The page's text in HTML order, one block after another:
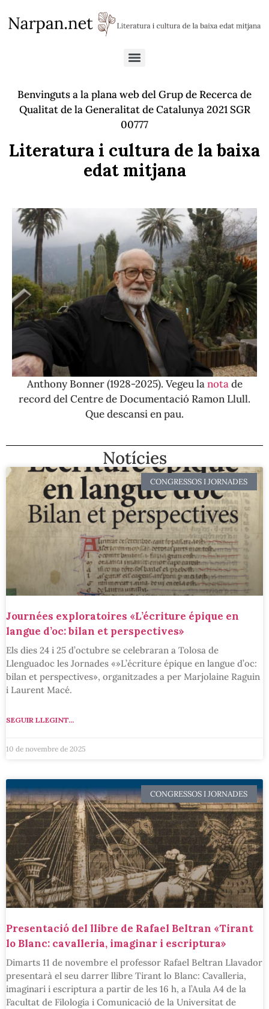
Benvinguts a la plana web del Grup de Recerca de
Qualitat de la Generalitat de Catalunya 2021 SGR
00777
Literatura i cultura de la baixa
edat mitjana
Anthony Bonner (1928-2025). Vegeu lanotade
record del Centre de Documentació Ramon Llull.
Que descansi en pau.
Notícies
CONGRESSOS I JORNADES
Journées exploratoires «L’écriture épique en
langue d’oc: bilan et perspectives»
Els dies 24 i 25 d’octubre se celebraran a Tolosa de
Llenguadoc les Jornades «»L’écriture épique en langue d’oc:
bilan et perspectives», organitzades a per Marjolaine Raguin
i Laurent Macé.
SEGUIR LLEGINT...
10 de novembre de 2025
CONGRESSOS I JORNADES
Presentació del llibre de Rafael Beltran «Tirant
lo Blanc: cavalleria, imaginar i escriptura»
Dimarts 11 de novembre el professor Rafael Beltran Llavador
presentarà el seu darrer llibre Tirant lo Blanc: Cavalleria,
imaginari i escriptura a partir de les 16 h, a l’Aula A4 de la
Facultat de Filologia i Comunicació de la Universitat de